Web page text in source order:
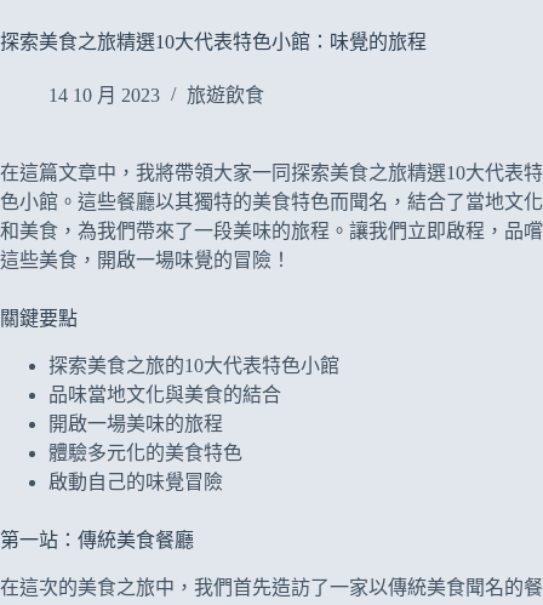
探索美食之旅精選10大代表特色小館：味覺的旅程
14 10 月 2023 旅遊飲食
在這篇文章中，我將帶領大家一同探索美食之旅精選10大代表特
色小館。這些餐廳以其獨特的美食特色而聞名，結合了當地文化
和美食，為我們帶來了一段美味的旅程。讓我們立即啟程，品嚐
這些美食，開啟一場味覺的冒險！
關鍵要點
探索美食之旅的10大代表特色小館
品味當地文化與美食的結合
開啟一場美味的旅程
體驗多元化的美食特色
啟動自己的味覺冒險
第一站：傳統美食餐廳
在這次的美食之旅中，我們首先造訪了一家以傳統美食聞名的餐